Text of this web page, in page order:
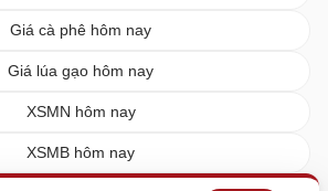
Giá cà phê hôm nay
Giá lúa gạo hôm nay
XSMN hôm nay
XSMB hôm nay